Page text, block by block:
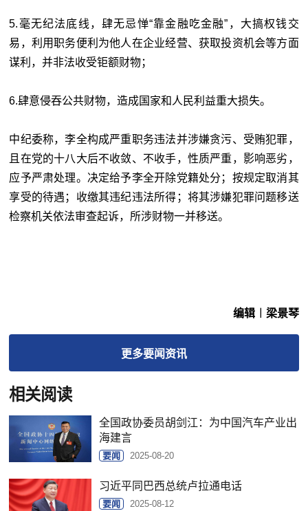
5.毫无纪法底线，肆无忌惮“靠金融吃金融”，大搞权钱交
易，利用职务便利为他人在企业经营、获取投资机会等方面
谋利，并非法收受钜额财物；
6.肆意侵吞公共财物，造成国家和人民利益重大损失。
中纪委称，李全构成严重职务违法并涉嫌贪污、受贿犯罪，
且在党的十八大后不收敛、不收手，性质严重，影响恶劣，
应予严肃处理。决定给予李全开除党籍处分；按规定取消其
享受的待遇；收缴其违纪违法所得；将其涉嫌犯罪问题移送
检察机关依法审查起诉，所涉财物一并移送。
编辑︱梁景琴
更多要闻资讯
相关阅读
全国政协委员胡剑江：为中国汽车产业出
海建言
要闻 2025-08-20
习近平同巴西总统卢拉通电话
要闻 2025-08-12